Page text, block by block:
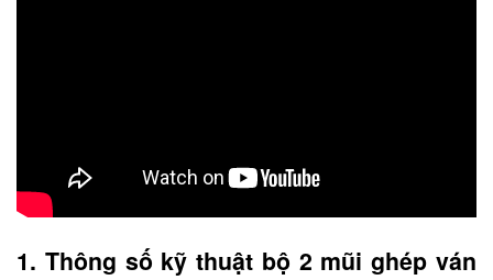
1. Thông số kỹ thuật bộ 2 mũi ghép ván